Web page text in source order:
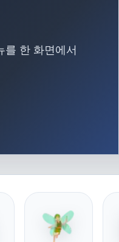
를 한 화면에서